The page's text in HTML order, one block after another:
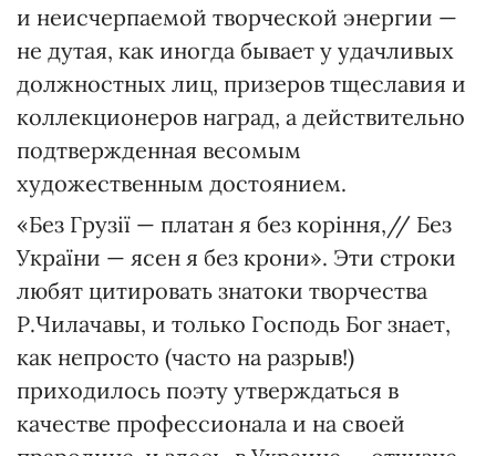
и неисчерпаемой творческой энергии —
не дутая, как иногда бывает у удачливых
должностных лиц, призеров тщеславия и
коллекционеров наград, а действительно
подтвержденная весомым
художественным достоянием.
«Без Грузії — платан я без коріння,// Без
України — ясен я без крони». Эти строки
любят цитировать знатоки творчества
Р.Чилачавы, и только Господь Бог знает,
как непросто (часто на разрыв!)
приходилось поэту утверждаться в
качестве профессионала и на своей